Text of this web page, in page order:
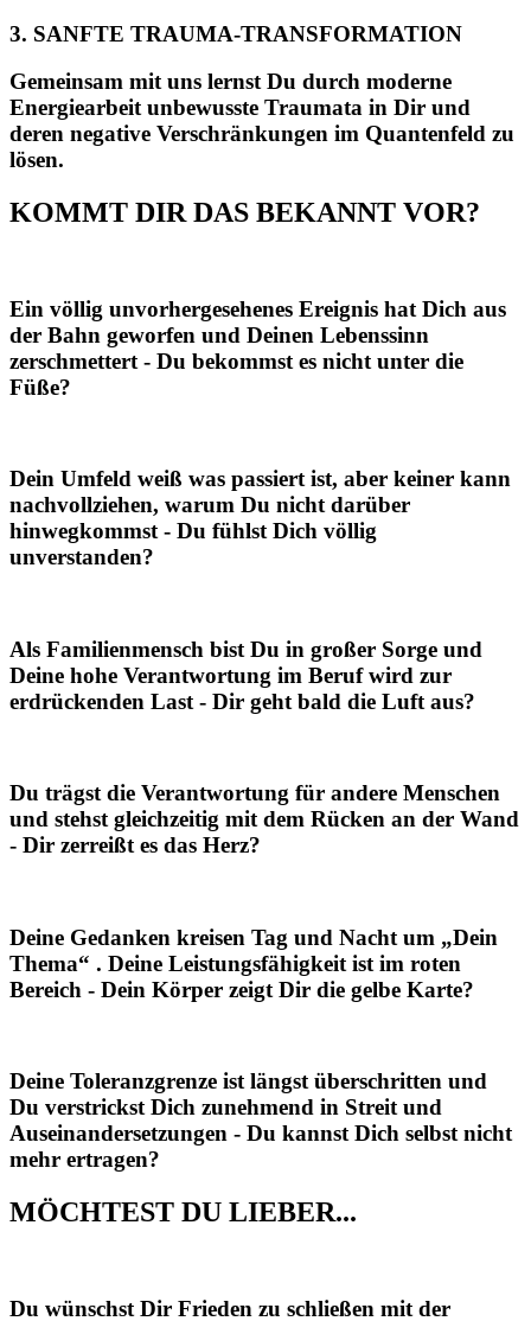
3. SANFTE TRAUMA-TRANSFORMATION
Gemeinsam mit uns lernst Du durch moderne
Energiearbeit unbewusste Traumata in Dir und
deren negative Verschränkungen im Quantenfeld zu
lösen.
KOMMT DIR DAS BEKANNT VOR?
Ein völlig unvorhergesehenes Ereignis hat Dich aus
der Bahn geworfen und Deinen Lebenssinn
zerschmettert - Du bekommst es nicht unter die
Füße?
Dein Umfeld weiß was passiert ist, aber keiner kann
nachvollziehen, warum Du nicht darüber
hinwegkommst - Du fühlst Dich völlig
unverstanden?
Als Familienmensch bist Du in großer Sorge und
Deine hohe Verantwortung im Beruf wird zur
erdrückenden Last - Dir geht bald die Luft aus?
Du trägst die Verantwortung für andere Menschen
und stehst gleichzeitig mit dem Rücken an der Wand
- Dir zerreißt es das Herz?
Deine Gedanken kreisen Tag und Nacht um „Dein
Thema“ . Deine Leistungsfähigkeit ist im roten
Bereich - Dein Körper zeigt Dir die gelbe Karte?
Deine Toleranzgrenze ist längst überschritten und
Du verstrickst Dich zunehmend in Streit und
Auseinandersetzungen - Du kannst Dich selbst nicht
mehr ertragen?
MÖCHTEST DU LIEBER...
Du wünschst Dir Frieden zu schließen mit der